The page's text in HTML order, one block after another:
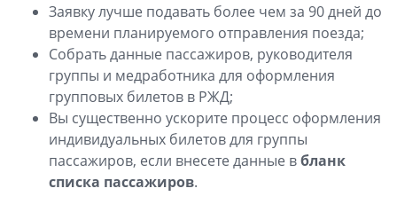
Заявку лучше подавать более чем за 90 дней до
времени планируемого отправления поезда;
Собрать данные пассажиров, руководителя
группы и медработника для оформления
групповых билетов в РЖД;
Вы существенно ускорите процесс оформления
индивидуальных билетов для группы
пассажиров, если внесете данные вбланк
списка пассажиров.